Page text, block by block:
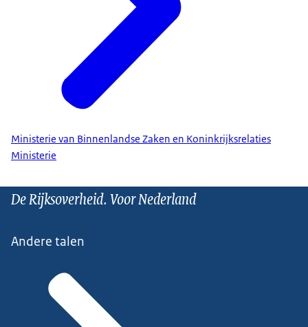
Ministerie van Binnenlandse Zaken en Koninkrijksrelaties
Ministerie
De Rijksoverheid. Voor Nederland
Andere talen